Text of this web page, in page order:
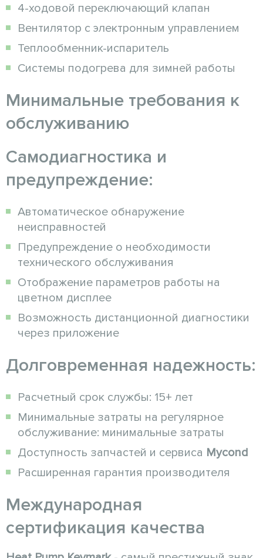
4-ходовой переключающий клапан
Вентилятор с электронным управлением
Теплообменник-испаритель
Системы подогрева для зимней работы
Минимальные требования к
обслуживанию
Самодиагностика и
предупреждение:
Автоматическое обнаружение
неисправностей
Предупреждение о необходимости
технического обслуживания
Отображение параметров работы на
цветном дисплее
Возможность дистанционной диагностики
через приложение
Долговременная надежность:
Расчетный срок службы: 15+ лет
Минимальные затраты на регулярное
обслуживание: минимальные затраты
Доступность запчастей и сервиса Mycond
Расширенная гарантия производителя
Международная
сертификация качества